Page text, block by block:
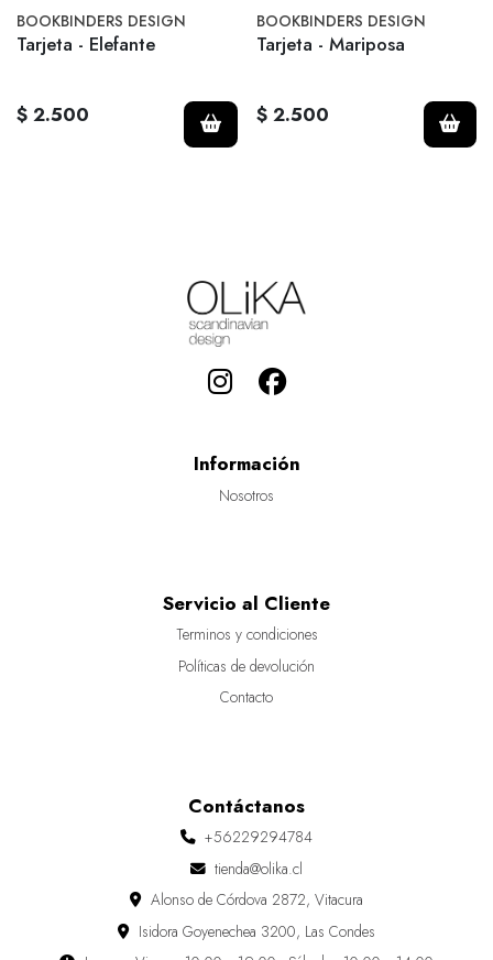
BOOKBINDERS DESIGN
Tarjeta - Elefante
$ 2.500
BOOKBINDERS DESIGN
Tarjeta - Mariposa
$ 2.500
Información
Nosotros
Servicio al Cliente
Terminos y condiciones
Políticas de devolución
Contacto
Contáctanos
+56229294784
tienda@olika.cl
Alonso de Córdova 2872, Vitacura
Isidora Goyenechea 3200, Las Condes